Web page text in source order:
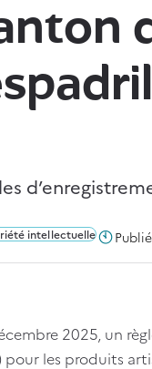
intellectuelle
2025, un
pour les produits